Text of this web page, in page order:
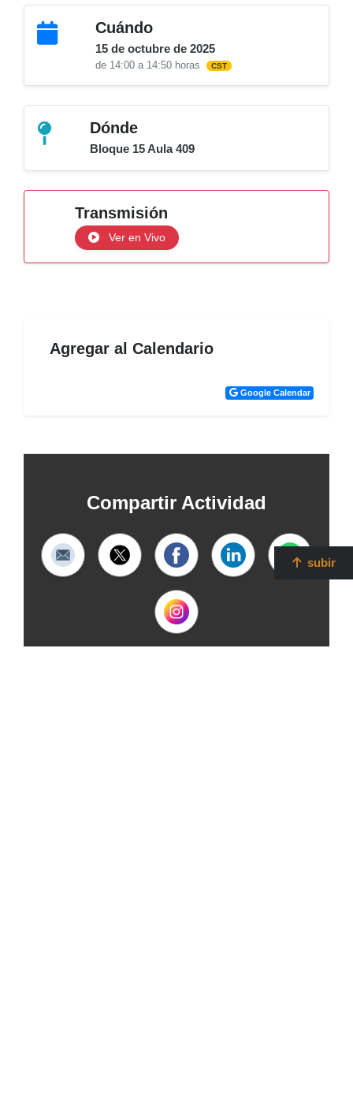
Cuándo
15 de octubre de 2025
de 14:00 a 14:50 horas CST
Dónde
Bloque 15 Aula 409
Transmisión
Ver en Vivo
Agregar al Calendario
Google Calendar
Compartir Actividad
subir